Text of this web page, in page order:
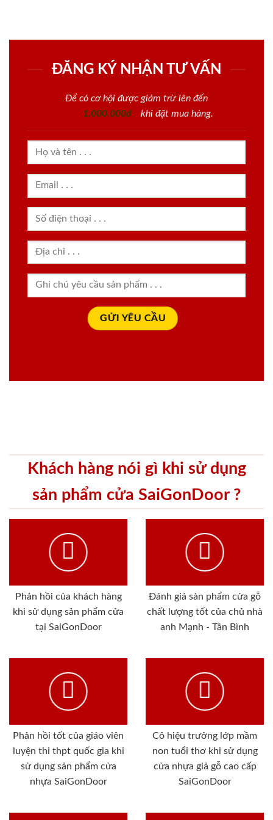
ĐĂNG KÝ NHẬN TƯ VẤN
Để có cơ hội được giảm trừ lên đến
1.000.000đ
khi đặt mua hàng.
Khách hàng nói gì khi sử dụng
sản phẩm cửa SaiGonDoor ?
Phản hồi của khách hàng
khi sử dụng sản phẩm cửa
tại SaiGonDoor
Đánh giá sản phẩm cửa gỗ
chất lượng tốt của chủ nhà
anh Mạnh - Tân Bình
Phản hồi tốt của giáo viên
luyện thi thpt quốc gia khi
sử dụng sản phẩm cửa
nhựa SaiGonDoor
Cô hiệu trưởng lớp mầm
non tuổi thơ khi sử dụng
cửa nhựa giả gỗ cao cấp
SaiGonDoor